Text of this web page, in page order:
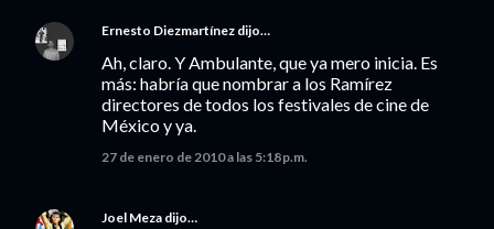
Ernesto Diezmartínez dijo…
Ah, claro. Y Ambulante, que ya mero inicia. Es
más: habría que nombrar a los Ramírez
directores de todos los festivales de cine de
México y ya.
27 de enero de 2010 a las 5:18 p.m.
Joel Meza dijo…